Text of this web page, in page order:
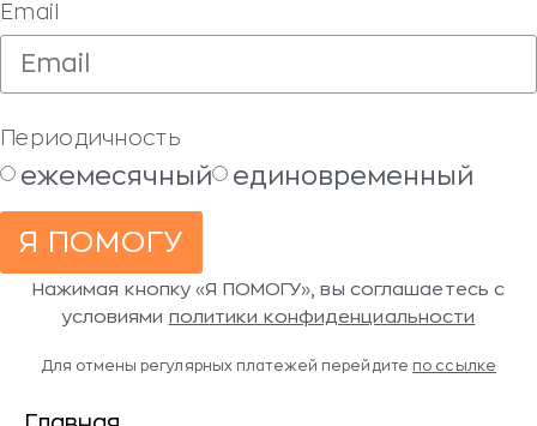
Email
Периодичность
ежемесячный единовременный
Я ПОМОГУ
Нажимая кнопку «Я ПОМОГУ», вы соглашаетесь с
условиями политики конфиденциальности
Для отмены регулярных платежей перейдите по ссылке